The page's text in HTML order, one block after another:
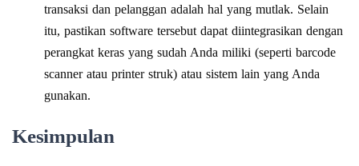
transaksi dan pelanggan adalah hal yang mutlak. Selain
itu, pastikan software tersebut dapat diintegrasikan dengan
perangkat keras yang sudah Anda miliki (seperti barcode
scanner atau printer struk) atau sistem lain yang Anda
gunakan.
Kesimpulan